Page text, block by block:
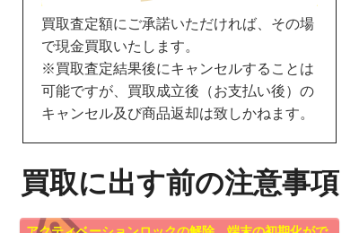
買取査定額にご承諾いただければ、その場
で現金買取いたします。
※買取査定結果後にキャンセルすることは
可能ですが、買取成立後（お支払い後）の
キャンセル及び商品返却は致しかねます。
買取に出す前の注意事項